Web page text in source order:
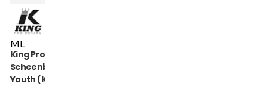
ML
King Pro Boxing
Scheenbeschermers
Youth (KPB SG